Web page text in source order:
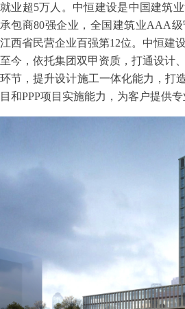
就业超5万人。中恒建设是中国建筑
承包商80强企业，全国建筑业AAA
江西省民营企业百强第12位。中恒建
至今，依托集团双甲资质，打通设计
环节，提升设计施工一体化能力，打
目和PPP项目实施能力，为客户提供